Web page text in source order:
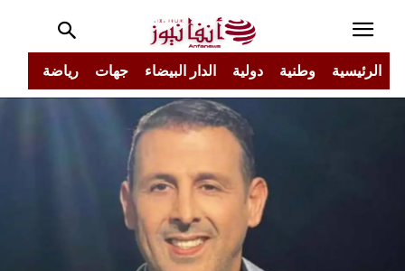
الرئيسية وطنية دولية الدار البيضاء جهات رياضة